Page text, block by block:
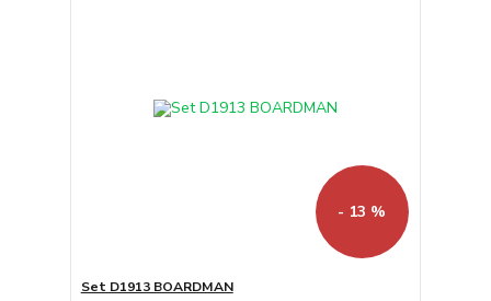
- 13 %
Set D1913 BOARDMAN